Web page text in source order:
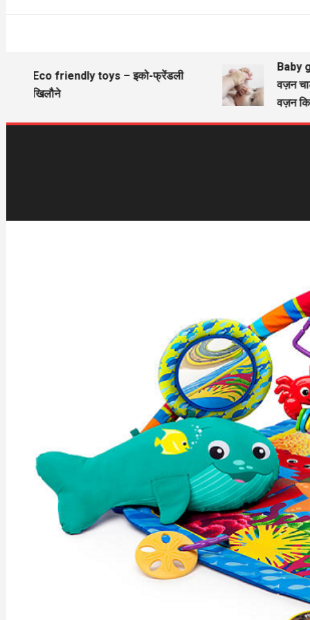
Eco friendly toys – इको-फ्रेंडली
खिलौने
Baby
वज़न
वज़न